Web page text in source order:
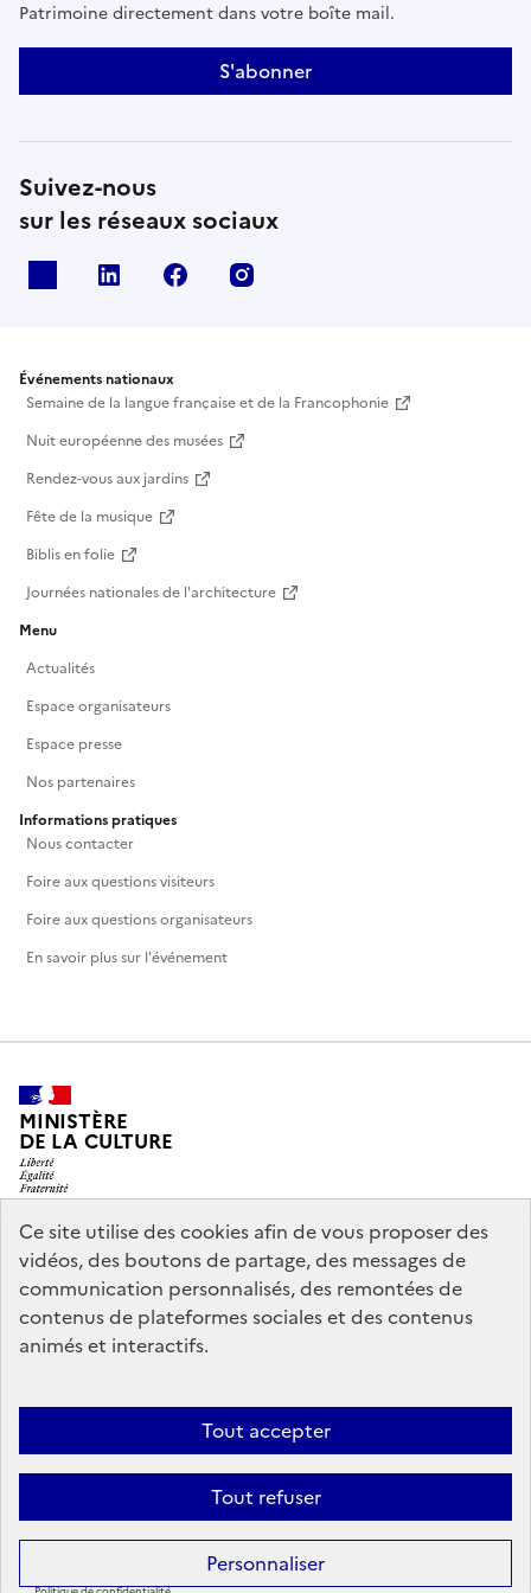
Ce site utilise des cookies afin de vous proposer des
vidéos, des boutons de partage, des messages de
communication personnalisés, des remontées de
contenus de plateformes sociales et des contenus
animés et interactifs.
Tout accepter
Tout refuser
Personnaliser
Patrimoine directement dans votre boîte mail.
S'abonner
Suivez-nous
sur les réseaux sociaux
Linkedin Facebook
Événements nationaux
Semaine de la langue française et de la Francophonie
Nuit européenne des musées
Rendez-vous aux jardins
Fête de la musique
Biblis en folie
Journées nationales de l'architecture
Menu
Actualités
Espace organisateurs
Espace presse
Nos partenaires
Informations pratiques
Nous contacter
Foire aux questions visiteurs
Foire aux questions organisateurs
En savoir plus sur l'événement
MINISTÈRE
DE LA CULTURE
legifrance.gouv.fr
info.gouv.fr
service-public.gouv.fr
data.gouv.fr
Mentions légales
conforme
Politique d’utilisation des témoins de connexion
Sauf mention contraire, tous les contenus de ce site sont sous